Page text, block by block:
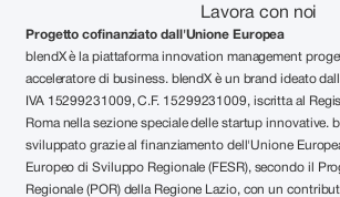
Lavora con noi
Progetto cofinanziato dall'Unione Europea
blendX è la piattaforma innovation management
acceleratore di business. blendX è un brand ideato
IVA 15299231009, C.F. 15299231009, iscritta al
Roma nella sezione speciale delle startup innovative.
sviluppato grazie al finanziamento dell'Unione
Europeo di Sviluppo Regionale (FESR), secondo il
Regionale (POR) della Regione Lazio, con un